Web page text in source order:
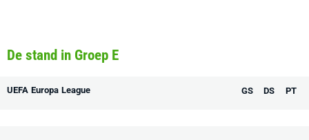
De stand in Groep E
UEFA Europa League GS DS PT